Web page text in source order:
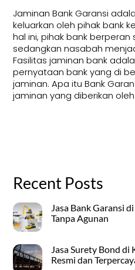
Jaminan Bank Garansi
keluarkan oleh pihak bank
hal ini, pihak bank
sedangkan nasabah
Fasilitas jaminan bank
pernyataan bank yang di
jaminan. Apa itu Bank
jaminan yang diberikan
Recent Posts
Jasa Bank Garansi
Tanpa Agunan
Jasa Surety Bond di
Resmi dan